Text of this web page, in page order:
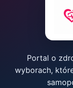
Portal o
wyborach,